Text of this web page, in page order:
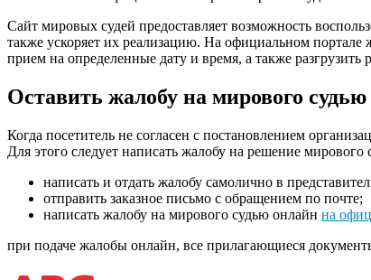
Сайт мировых судей предоставляет возможность
также ускоряет их реализацию. На официальном портале
прием на определенные дату и время, а также
Оставить жалобу на мирового судью
Когда посетитель не согласен с постановлением
Для этого следует написать жалобу на решение
написать и отдать жалобу самолично в
отправить заказное письмо с обращением по почте;
написать жалобу на мирового судью онлайн на
при подаче жалобы онлайн, все прилагающиеся